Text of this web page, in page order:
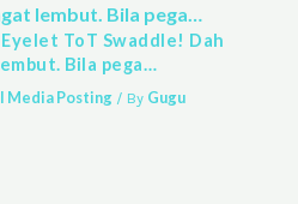
ToT Swaddle! Dah
Bila pega…
Media Posting/ By Gugu